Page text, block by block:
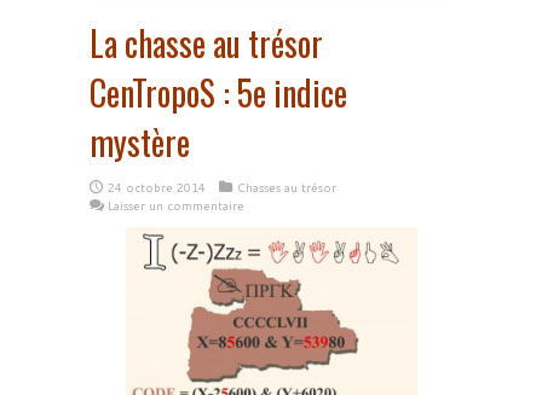
La chasse au trésor
CenTropoS : 5e indice
mystère
24 octobre 2014
Chasses au trésor
Laisser un commentaire